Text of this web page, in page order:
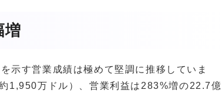
増
示す営業成績は極めて堅調に推移していま
1,950万ドル）、営業利益は283%増の22.7億